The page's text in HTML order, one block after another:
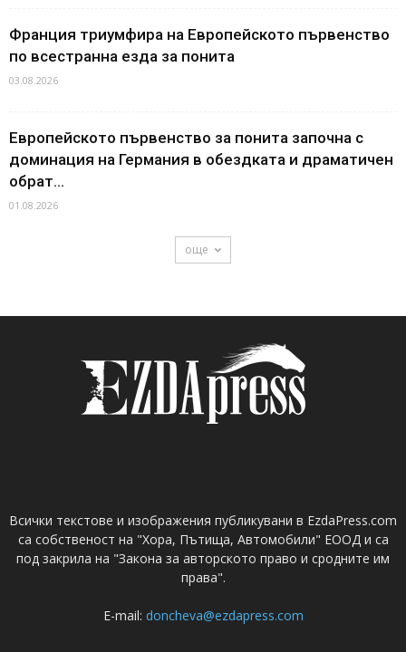
Франция триумфира на Европейското първенство
по всестранна езда за понита
03.08.2026
Европейското първенство за понита започна с
доминация на Германия в обездката и драматичен
обрат...
01.08.2026
още
Всички текстове и изображения публикувани в EzdaPress.com
са собственост на "Хора, Пътища, Автомобили" ЕООД и са
под закрила на "Закона за авторското право и сродните им
права".
E-mail: doncheva@ezdapress.com